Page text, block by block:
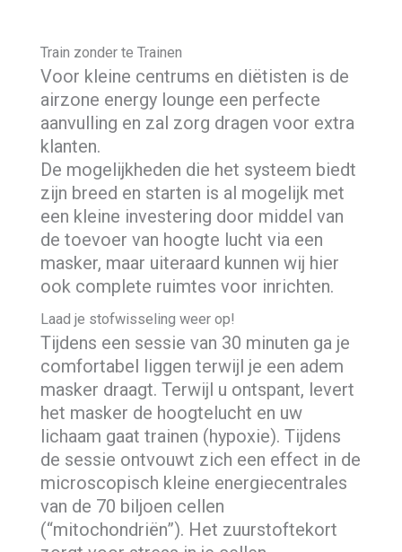
Train zonder te Trainen
Voor kleine centrums en diëtisten is de
airzone energy lounge een perfecte
aanvulling en zal zorg dragen voor extra
klanten.
De mogelijkheden die het systeem biedt
zijn breed en starten is al mogelijk met
een kleine investering door middel van
de toevoer van hoogte lucht via een
masker, maar uiteraard kunnen wij hier
ook complete ruimtes voor inrichten.
Laad je stofwisseling weer op!
Tijdens een sessie van 30 minuten ga je
comfortabel liggen terwijl je een adem
masker draagt. Terwijl u ontspant, levert
het masker de hoogtelucht en uw
lichaam gaat trainen (hypoxie). Tijdens
de sessie ontvouwt zich een effect in de
microscopisch kleine energiecentrales
van de 70 biljoen cellen
(“mitochondriën”). Het zuurstoftekort